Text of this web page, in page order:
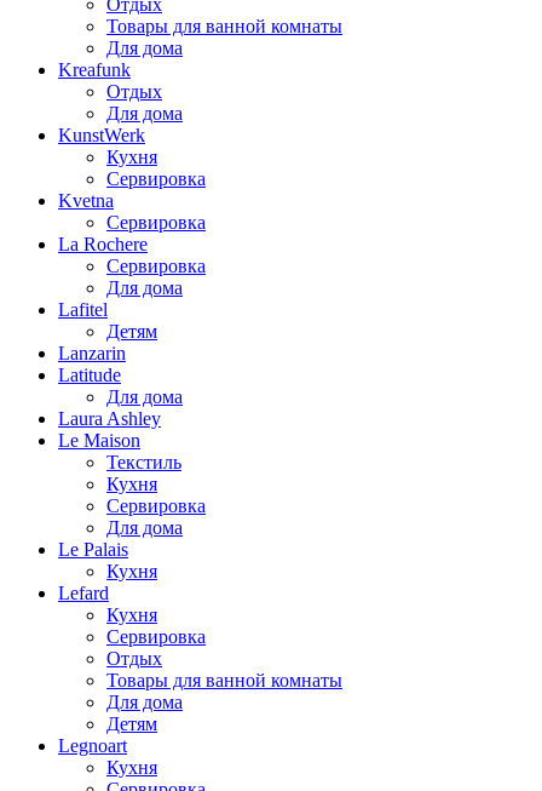
Отдых
Товары для ванной комнаты
Для дома
Kreafunk
Отдых
Для дома
KunstWerk
Кухня
Сервировка
Kvetna
Сервировка
La Rochere
Сервировка
Для дома
Lafitel
Детям
Lanzarin
Latitude
Для дома
Laura Ashley
Le Maison
Текстиль
Кухня
Сервировка
Для дома
Le Palais
Кухня
Lefard
Кухня
Сервировка
Отдых
Товары для ванной комнаты
Для дома
Детям
Legnoart
Кухня